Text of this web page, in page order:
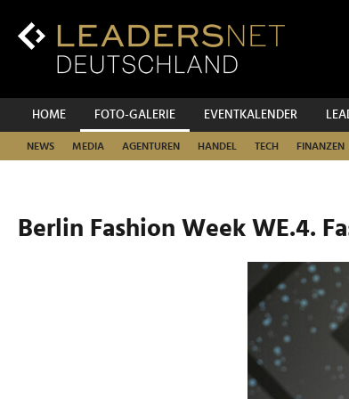
Inhalt
Hauptnavigation
HOME FOTO-GALERIE EVENTKALENDER
NEWS MEDIA AGENTUREN HANDEL TECH FINANZEN
Berlin Fashion Week WE.4.